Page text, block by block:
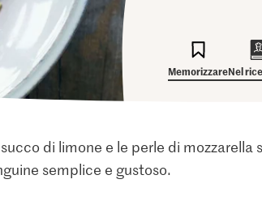
MemorizzareNel
di limone e le perle di
semplice e gustoso.